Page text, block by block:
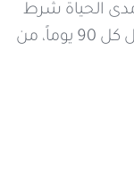
الحياة شرط
استخدام البطاقة مرة واحدة على الأقل كل 90 يوماً، من